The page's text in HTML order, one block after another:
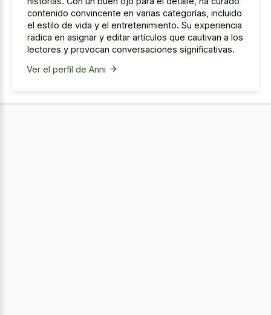
contenido convincente en varias categorías, incluido
el estilo de vida y el entretenimiento. Su experiencia
radica en asignar y editar artículos que cautivan a los
lectores y provocan conversaciones significativas.
Ver el perfil de Anni